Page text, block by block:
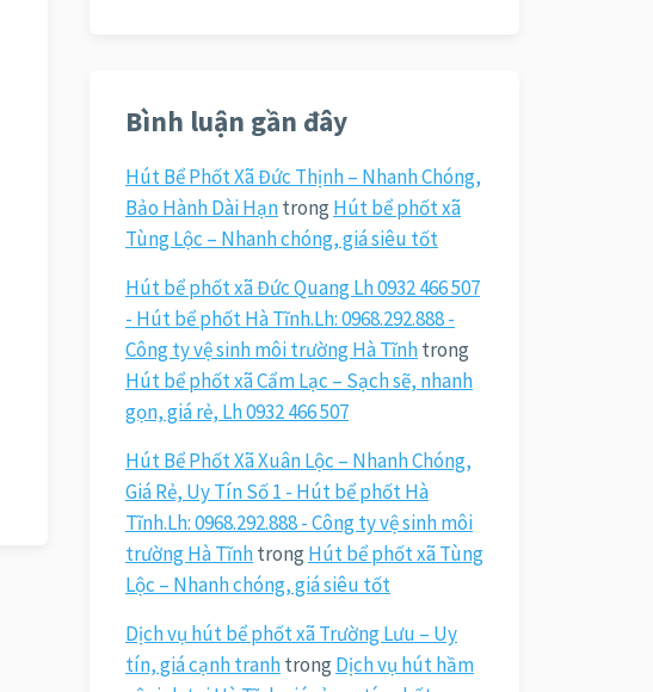
Bình luận gần đây
Hút Bể Phốt Xã Đức Thịnh – Nhanh Chóng,
Bảo Hành Dài Hạntrong Hút bể phốt xã
Tùng Lộc – Nhanh chóng, giá siêu tốt
Hút bể phốt xã Đức Quang Lh 0932 466 507
- Hút bể phốt Hà Tĩnh.Lh: 0968.292.888 -
Công ty vệ sinh môi trường Hà Tĩnhtrong
Hút bể phốt xã Cẩm Lạc – Sạch sẽ, nhanh
gọn, giá rẻ, Lh 0932 466 507
Hút Bể Phốt Xã Xuân Lộc – Nhanh Chóng,
Giá Rẻ, Uy Tín Số 1 - Hút bể phốt Hà
Tĩnh.Lh: 0968.292.888 - Công ty vệ sinh môi
trường Hà Tĩnhtrong Hút bể phốt xã Tùng
Lộc – Nhanh chóng, giá siêu tốt
Dịch vụ hút bể phốt xã Trường Lưu – Uy
tín, giá cạnh tranhtrong Dịch vụ hút hầm